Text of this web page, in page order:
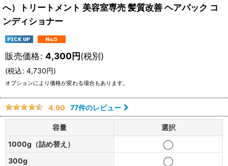
へ）トリートメント 美容室専売 髪質改善 ヘアパック コ
ンディショナー
販売価格: 4,300円(税別)
(税込: 4,730円)
オプションにより価格が変わる場合もあります。
4.90 77件のレビュー
容量
選択
1000g（詰め替え）
300g